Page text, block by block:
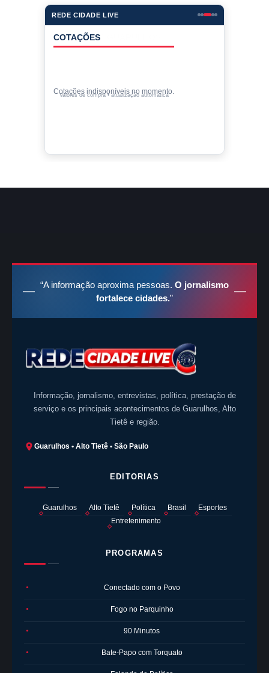
REDE CIDADE LIVE
COTAÇÕES
Cotações indisponíveis no momento.
Valores de compra • atualização automática
“A informação aproxima pessoas. O jornalismo
fortalece cidades.”
Informação, jornalismo, entrevistas, política, prestação de
serviço e os principais acontecimentos de Guarulhos, Alto
Tietê e região.
Guarulhos • Alto Tietê • São Paulo
EDITORIAS
Guarulhos Alto Tietê Política Brasil
Esportes
Entretenimento
PROGRAMAS
● Conectado com o Povo
● Fogo no Parquinho
● 90 Minutos
● Bate-Papo com Torquato